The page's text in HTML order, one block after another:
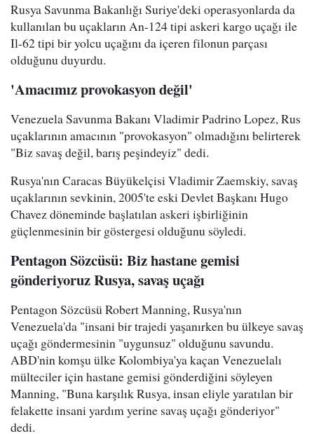
Rusya Savunma Bakanlığı Suriye'deki operasyonlarda da
kullanılan bu uçakların An-124 tipi askeri kargo uçağı ile
Il-62 tipi bir yolcu uçağını da içeren filonun parçası
olduğunu duyurdu.
'Amacımız provokasyon değil'
Venezuela Savunma Bakanı Vladimir Padrino Lopez, Rus
uçaklarının amacının "provokasyon" olmadığını belirterek
"Biz savaş değil, barış peşindeyiz" dedi.
Rusya'nın Caracas Büyükelçisi Vladimir Zaemskiy, savaş
uçaklarının sevkinin, 2005'te eski Devlet Başkanı Hugo
Chavez döneminde başlatılan askeri işbirliğinin
güçlenmesinin bir göstergesi olduğunu söyledi.
Pentagon Sözcüsü: Biz hastane gemisi
gönderiyoruz Rusya, savaş uçağı
Pentagon Sözcüsü Robert Manning, Rusya'nın
Venezuela'da "insani bir trajedi yaşanırken bu ülkeye savaş
uçağı göndermesinin "uygunsuz" olduğunu savundu.
ABD'nin komşu ülke Kolombiya'ya kaçan Venezuelalı
mülteciler için hastane gemisi gönderdiğini söyleyen
Manning, "Buna karşılık Rusya, insan eliyle yaratılan bir
felakette insani yardım yerine savaş uçağı gönderiyor"
dedi.